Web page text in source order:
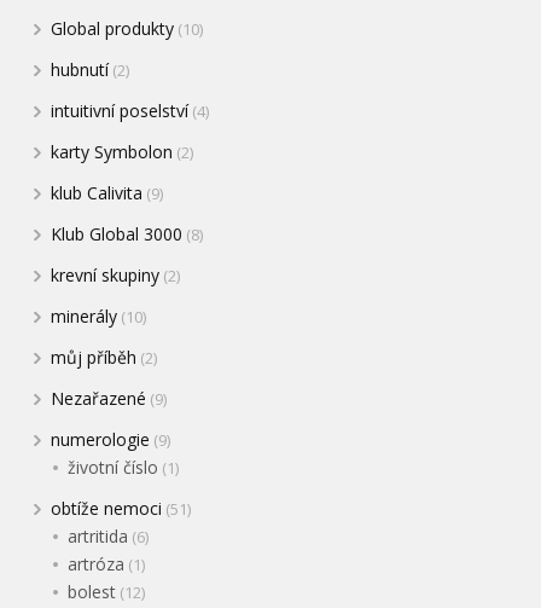
Global produkty (10)
hubnutí(2)
intuitivní poselství(4)
karty Symbolon (2)
klub Calivita (9)
Klub Global 3000 (8)
krevní skupiny (2)
minerály (10)
můj příběh (2)
Nezařazené (9)
numerologie (9)
životní číslo (1)
obtíže nemoci (51)
artritida (6)
artróza (1)
bolest (12)